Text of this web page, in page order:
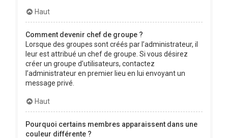
Haut
Comment devenir chef de groupe ?
Lorsque des groupes sont créés par l’administrateur, il
leur est attribué un chef de groupe. Si vous désirez
créer un groupe d’utilisateurs, contactez
l’administrateur en premier lieu en lui envoyant un
message privé.
Haut
Pourquoi certains membres apparaissent dans une
couleur différente ?